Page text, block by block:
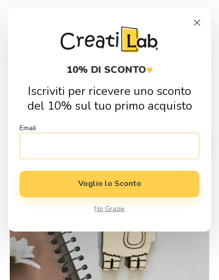
Home Fai da Te Sagome in Legno Animali
Sagoma in legno
×
10% DI SCONTO♥
Iscriviti per ricevere uno sconto
del 10% sul tuo primo acquisto
Email
Voglio lo Sconto
No Grazie